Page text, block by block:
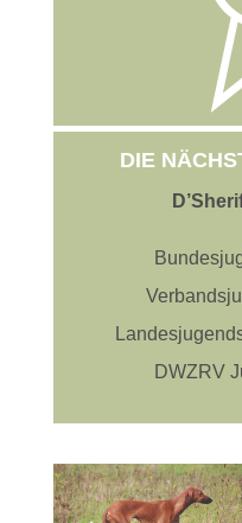
DIE
DWZRV